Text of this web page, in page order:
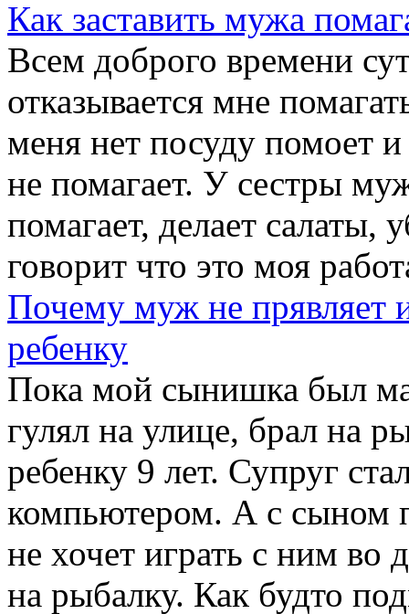
Как заставить мужа
Всем доброго времени
отказывается мне
меня нет посуду помоет
не помагает. У сестры
помагает, делает
говорит что это моя
Почему муж не прявляет
ребенку
Пока мой сынишка был
гулял на улице, брал на
ребенку 9 лет. Супруг
компьютером. А с сыном
не хочет играть с ним во
на рыбалку. Как будто